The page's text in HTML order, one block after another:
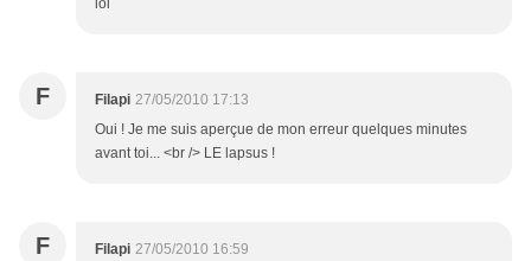
lol
F Filapi 27/05/2010 17:13
Oui ! Je me suis aperçue de mon erreur quelques minutes
avant toi... <br /> LE lapsus !
F Filapi 27/05/2010 16:59